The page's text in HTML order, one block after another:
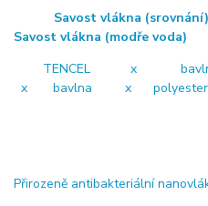
Savost
Savost vlákna (modře voda)
TENCEL x
x bavlna x polyester
Přirozeně antibakteriální